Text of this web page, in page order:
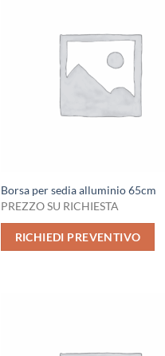
Borsa per sedia alluminio 65cm
PREZZO SU RICHIESTA
RICHIEDI PREVENTIVO